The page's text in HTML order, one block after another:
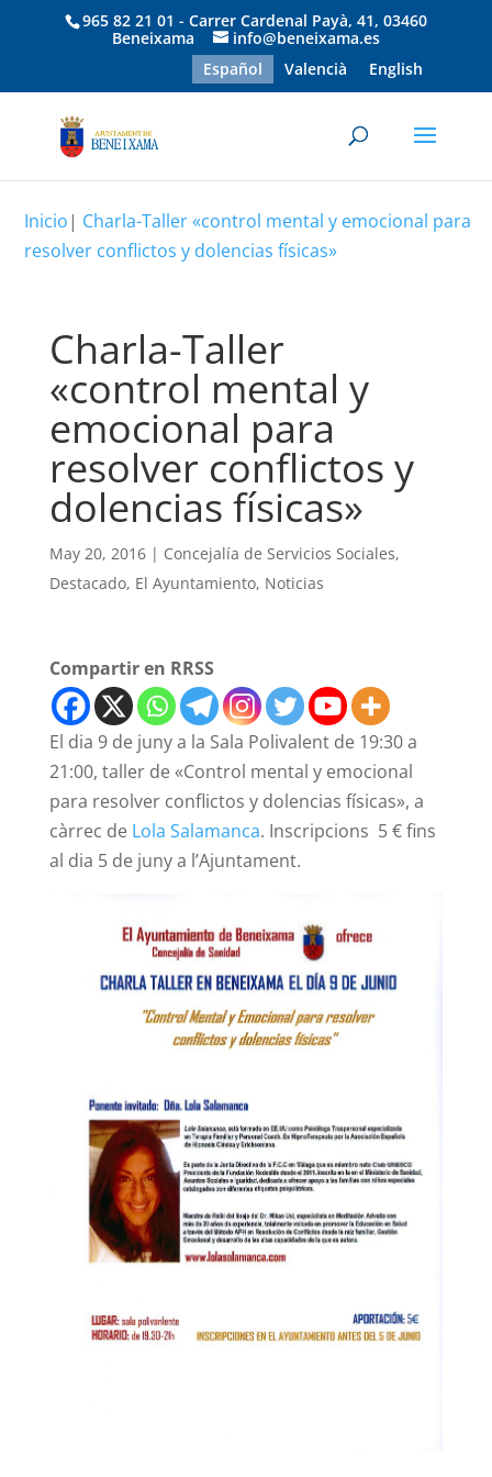
965 82 21 01 - Carrer Cardenal Payà, 41, 03460
Beneixama
info@beneixama.es
Español
Valencià English
Inicio| Charla-Taller «control mental y emocional para
resolver conflictos y dolencias físicas»
Charla-Taller
«control mental y
emocional para
resolver conflictos y
dolencias físicas»
May 20, 2016| Concejalía de Servicios Sociales,
Destacado, El Ayuntamiento, Noticias
Compartir en RRSS
El dia 9 de juny a la Sala Polivalent de 19:30 a
21:00, taller de «Control mental y emocional
para resolver conflictos y dolencias físicas», a
càrrec de Lola Salamanca. Inscripcions 5 € fins
al dia 5 de juny a l’Ajuntament.